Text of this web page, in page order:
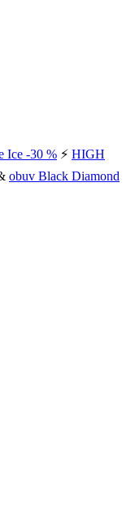
Ice -30 % ⚡ HIGH
obuv Black Diamond